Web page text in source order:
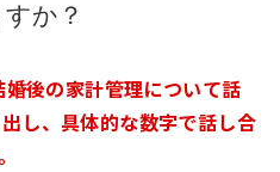
か？
後の家計管理について話
し、具体的な数字で話し合